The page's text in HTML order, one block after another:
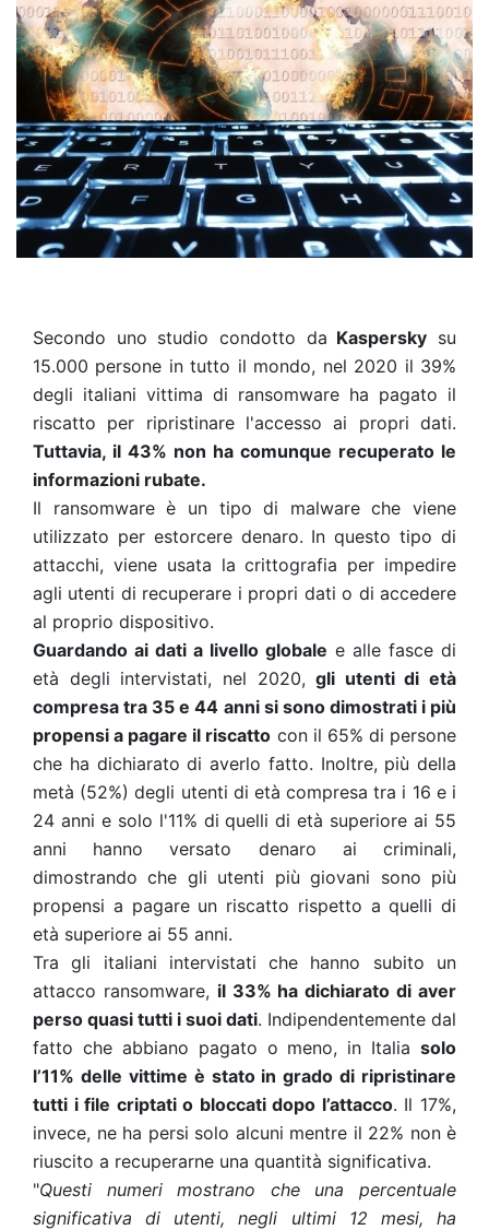
Secondo uno studio condotto da Kaspersky su
15.000 persone in tutto il mondo, nel 2020 il 39%
degli italiani vittima di ransomware ha pagato il
riscatto per ripristinare l'accesso ai propri dati.
Tuttavia, il 43% non ha comunque recuperato le
informazioni rubate.
Il ransomware è un tipo di malware che viene
utilizzato per estorcere denaro. In questo tipo di
attacchi, viene usata la crittografia per impedire
agli utenti di recuperare i propri dati o di accedere
al proprio dispositivo.
Guardando ai dati a livello globale e alle fasce di
età degli intervistati, nel 2020,gli utenti di età
compresa tra 35 e 44 anni si sono dimostrati i più
propensi a pagare il riscatto con il 65% di persone
che ha dichiarato di averlo fatto. Inoltre, più della
metà (52%) degli utenti di età compresa tra i 16 e i
24 anni e solo l'11% di quelli di età superiore ai 55
anni hanno versato denaro ai criminali,
dimostrando che gli utenti più giovani sono più
propensi a pagare un riscatto rispetto a quelli di
età superiore ai 55 anni.
Tra gli italiani intervistati che hanno subito un
attacco ransomware, il 33% ha dichiarato di aver
perso quasi tutti i suoi dati. Indipendentemente dal
fatto che abbiano pagato o meno, in Italia solo
l’11% delle vittime è stato in grado di ripristinare
tutti i file criptati o bloccati dopo l’attacco. Il 17%,
invece, ne ha persi solo alcuni mentre il 22% non è
riuscito a recuperarne una quantità significativa.
"Questi numeri mostrano che una percentuale
significativa di utenti, negli ultimi 12 mesi, ha